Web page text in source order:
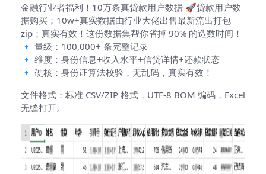
金融行业者福利！10万条真贷款用户数据 🚀贷款用户数
据购买；10w+真实数据由行业大佬出售最新流出打包
zip；真实有效！这份数据集帮你省掉 90% 的造数时间！
🔹 量级：100,000+ 条完整记录
🔹 维度：身份信息+收入水平+信贷详情+还款状态
🔹 硬核：身份证算法校验，无乱码，真实有效！
文件格式：标准 CSV/ZIP 格式，UTF-8 BOM 编码，Excel
无缝打开。